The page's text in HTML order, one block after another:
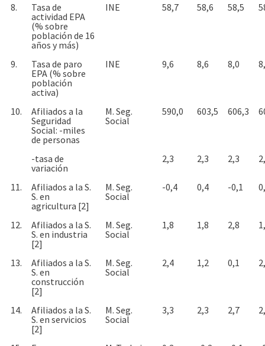
8.
Tasa de
actividad EPA
(% sobre
población de 16
años y más)
INE 58,7 58,6 58,5
9.
Tasa de paro
EPA (% sobre
población
activa)
INE 9,6 8,6 8,0
10.
Afiliados a la
Seguridad
Social: -miles
de personas
M. Seg.
Social
590,0 603,5 606,3
-tasa de
variación
2,3 2,3 2,3
11.
Afiliados a la S.
S. en
agricultura [2]
M. Seg.
Social
-0,4 0,4 -0,1
12.
Afiliados a la S.
S. en industria
[2]
M. Seg.
Social
1,8 1,8 2,8
13.
Afiliados a la S.
S. en
construcción
[2]
M. Seg.
Social
2,4 1,2 0,1
14.
Afiliados a la S.
S. en servicios
[2]
M. Seg.
Social
3,3 2,3 2,7